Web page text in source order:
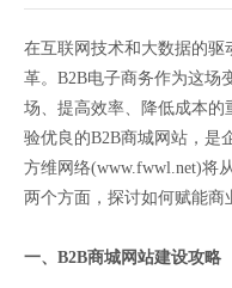
在互联网技术和大数据的
革。B2B电子商务作为这场
场、提高效率、降低成本
验优良的B2B商城网站，是
方维网络(www.fwwl.net)将
两个方面，探讨如何赋能商
一、B2B商城网站建设攻略